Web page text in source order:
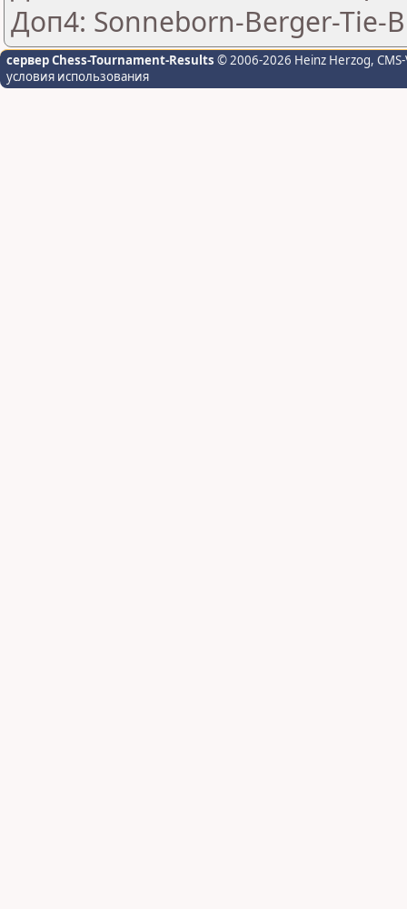
Доп4: Sonneborn-Berger-Tie-
сервер Chess-Tournament-Results © 2006-2026 Heinz Herzog,
условия использования